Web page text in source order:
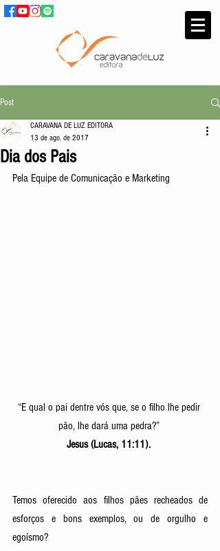
Post
Dia dos Pais
CARAVANA DE LUZ EDITORA
13 de ago. de 2017
Pela Equipe de Comunicação e Marketing
“E qual o pai dentre vós que, se o filho lhe pedir
pão, lhe dará uma pedra?”
Jesus (Lucas, 11:11).
Temos oferecido aos filhos pães recheados de
esforços e bons exemplos, ou de orgulho e
egoísmo?